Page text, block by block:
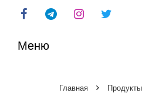
Меню
Главная Продукты